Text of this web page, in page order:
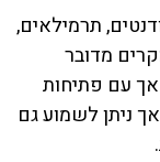
תרמילאים,
מדובר
עם פתיחות
ניתן לשמוע גם